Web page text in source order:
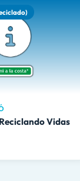
Vidas